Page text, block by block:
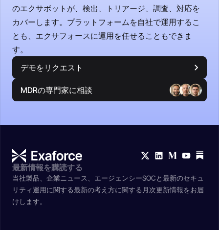
のエクサボットが、検出、トリアージ、調査、対応を
カバーします。プラットフォームを自社で運用するこ
とも、エクサフォースに運用を任せることもできま
す。
デモをリクエスト
MDRの専門家に相談
最新情報を購読する
当社製品、企業ニュース、エージェンシーSOCと最新のセキュ
リティ運用に関する最新の考え方に関する月次更新情報をお届
けします。